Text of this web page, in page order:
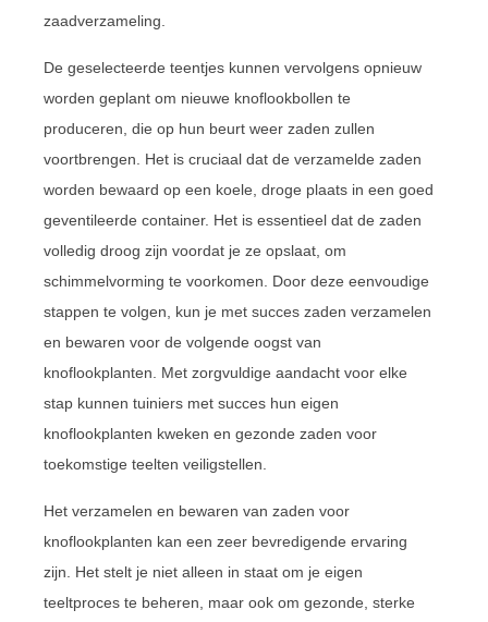
zaadverzameling.
De geselecteerde teentjes kunnen vervolgens opnieuw
worden geplant om nieuwe knoflookbollen te
produceren, die op hun beurt weer zaden zullen
voortbrengen. Het is cruciaal dat de verzamelde zaden
worden bewaard op een koele, droge plaats in een goed
geventileerde container. Het is essentieel dat de zaden
volledig droog zijn voordat je ze opslaat, om
schimmelvorming te voorkomen. Door deze eenvoudige
stappen te volgen, kun je met succes zaden verzamelen
en bewaren voor de volgende oogst van
knoflookplanten. Met zorgvuldige aandacht voor elke
stap kunnen tuiniers met succes hun eigen
knoflookplanten kweken en gezonde zaden voor
toekomstige teelten veiligstellen.
Het verzamelen en bewaren van zaden voor
knoflookplanten kan een zeer bevredigende ervaring
zijn. Het stelt je niet alleen in staat om je eigen
teeltproces te beheren, maar ook om gezonde, sterke